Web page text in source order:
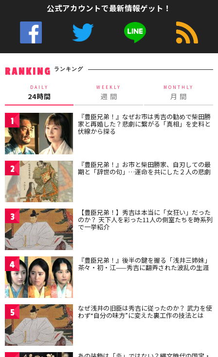
公式アカウントで最新情報ゲット！
RANKING ランキング
DAILY
24時間
WEEKLY
週 間
MONTHLY
月 間
1 『豊臣兄弟！』なぜお市は秀吉の勧めで柴田勝
家と再婚した？悲劇に繋がる「真相」を史料と
伏線から探る
2 『豊臣兄弟！』お市と柴田勝家、自刃しての最
期と「辞世の句」…運命を共にした２人の悲劇
3 【豊臣兄弟！】秀吉は本当に「女狂い」だった
のか？ 天下人を彩った11人の側室たちを時系列
で一挙紹介
4 『豊臣兄弟！』後半の鍵を握る「浅井三姉妹」
茶々・初・江——秀吉に翻弄された波乱の生涯
5 なぜ浅井の旧臣は秀吉に従ったのか？ 武力を使
わず“自分の味方”に変えた裏工作の技法とは